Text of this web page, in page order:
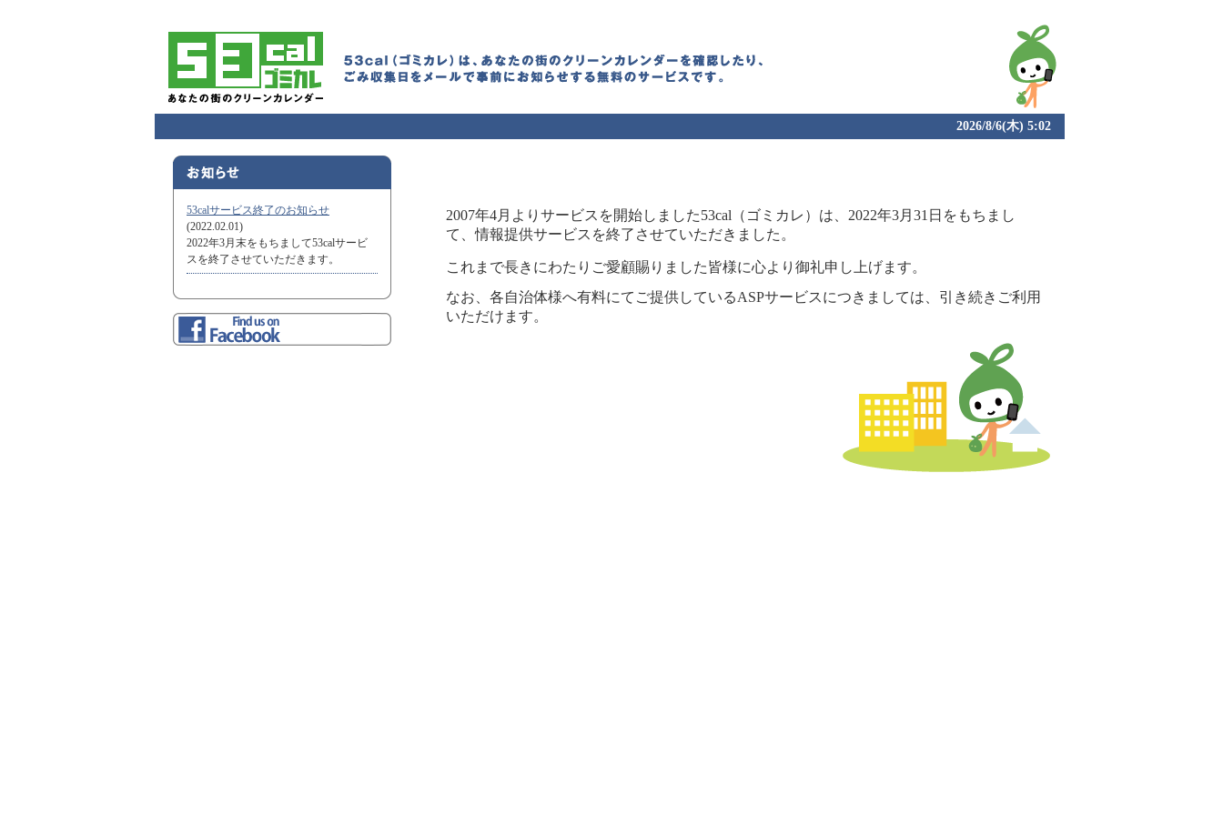
2026/8/6(木) 5:02
53calサービス終了のお知らせ
(2022.02.01)
2022年3月末をもちまして53calサービ
スを終了させていただきます。
2007年4月よりサービスを開始しました53cal（ゴミカレ）は、2022年3月31日をもちまし
て、情報提供サービスを終了させていただきました。
これまで長きにわたりご愛顧賜りました皆様に心より御礼申し上げます。
なお、各自治体様へ有料にてご提供しているASPサービスにつきましては、引き続きご利用
いただけます。